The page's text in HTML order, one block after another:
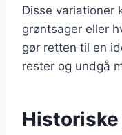
Disse variationer
grøntsager eller
gør retten til en
rester og undgå